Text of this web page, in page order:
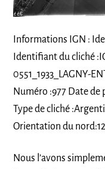
Informations IGN :
Identifiant du cliché
0551_1933_LAGNY-
Numéro :977 Date de
Type de cliché
Orientation du nord:12
Nous l’avons